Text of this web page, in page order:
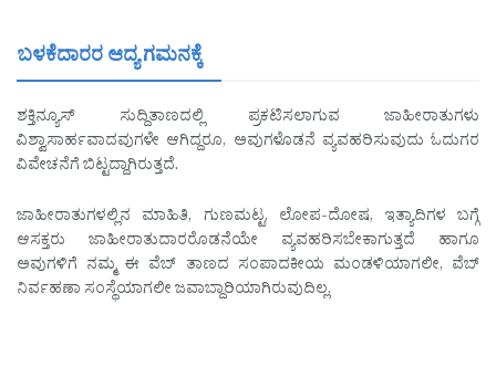
ಬಳಕೆದಾರರ ಆದ್ಯ ಗಮನಕ್ಕೆ
ಶಕ್ತಿನ್ಯೂಸ್ ಸುದ್ದಿತಾಣದಲ್ಲಿ ಪ್ರಕಟಿಸಲಾಗುವ ಜಾಹೀರಾತುಗಳು
ವಿಶ್ವಾಸಾರ್ಹವಾದವುಗಳೇ ಆಗಿದ್ದರೂ, ಅವುಗಳೊಡನೆ ವ್ಯವಹರಿಸುವುದು ಓದುಗರ
ವಿವೇಚನೆಗೆ ಬಿಟ್ಟದ್ದಾಗಿರುತ್ತದೆ.
ಜಾಹೀರಾತುಗಳಲ್ಲಿನ ಮಾಹಿತಿ, ಗುಣಮಟ್ಟ, ಲೋಪ-ದೋಷ, ಇತ್ಯಾದಿಗಳ ಬಗ್ಗೆ
ಆಸಕ್ತರು ಜಾಹೀರಾತುದಾರರೊಡನೆಯೇ ವ್ಯವಹರಿಸಬೇಕಾಗುತ್ತದೆ ಹಾಗೂ
ಅವುಗಳಿಗೆ ನಮ್ಮ ಈ ವೆಬ್ ತಾಣದ ಸಂಪಾದಕೀಯ ಮಂಡಳಿಯಾಗಲೀ, ವೆಬ್
ನಿರ್ವಹಣಾ ಸಂಸ್ಥೆಯಾಗಲೀ ಜವಾಬ್ದಾರಿಯಾಗಿರುವುದಿಲ್ಲ.